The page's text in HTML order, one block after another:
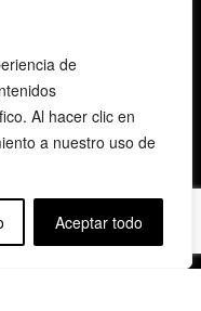
de
Al hacer clic en
a nuestro uso de
Aceptar todo